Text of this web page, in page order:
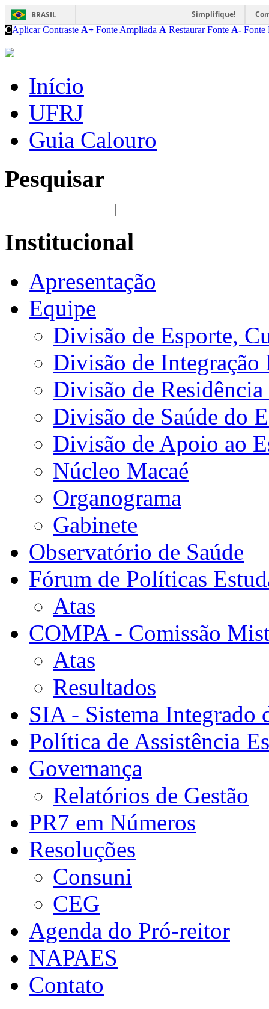
BRASIL Simplifique!
CAplicar Contraste A+ Fonte Ampliada A Restaurar Fonte A- Fonte
Início
UFRJ
Guia Calouro
Pesquisar
Institucional
Apresentação
Equipe
Divisão de Esporte,
Divisão de Integração
Divisão de
Divisão de Saúde do
Divisão de Apoio ao
Núcleo Macaé
Organograma
Gabinete
Observatório de Saúde
Fórum de Políticas
Atas
COMPA - Comissão
Atas
Resultados
SIA - Sistema Integrado
Política de Assistência
Governança
Relatórios de Gestão
PR7 em Números
Resoluções
Consuni
CEG
Agenda do Pró-reitor
NAPAES
Contato